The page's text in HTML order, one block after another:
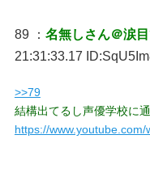
89 ： 名無しさん＠涙目
21:31:33.17
>>79
結構出てるし声優学校に
https://